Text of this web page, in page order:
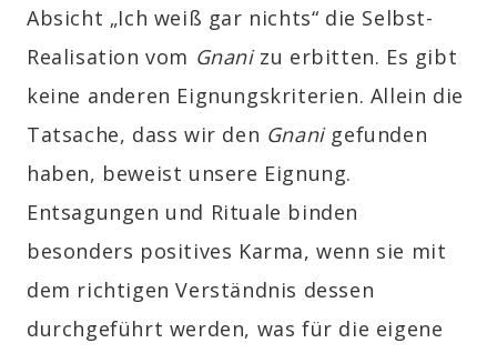
Absicht „Ich weiß gar nichts“ die Selbst-
Realisation vom Gnanizu erbitten. Es gibt
keine anderen Eignungskriterien. Allein die
Tatsache, dass wir den Gnanigefunden
haben, beweist unsere Eignung.
Entsagungen und Rituale binden
besonders positives Karma, wenn sie mit
dem richtigen Verständnis dessen
durchgeführt werden, was für die eigene